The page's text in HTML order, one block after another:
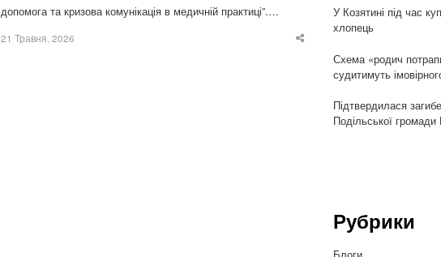
допомога та кризова комунікація в медичній практиці”.…
21 Травня, 2026
Share
У Козятині під час
хлопець
Схема «родич
судитимуть
Підтвердилася
Подільської
Рубрики